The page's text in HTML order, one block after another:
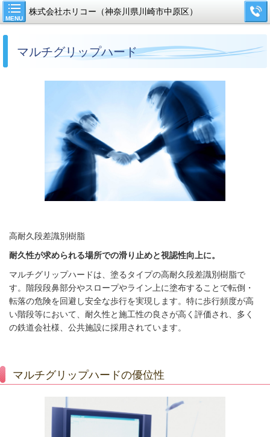
MENU
株式会社ホリコー（神奈川県川崎市中原区）
マルチグリップハード
高耐久段差識別樹脂
耐久性が求められる場所での滑り止めと視認性向上に。
マルチグリップハードは、塗るタイプの高耐久段差識別樹脂で
す。階段段鼻部分やスロープやライン上に塗布することで転倒・
転落の危険を回避し安全な歩行を実現します。特に歩行頻度が高
い階段等において、耐久性と施工性の良さが高く評価され、多く
の鉄道会社様、公共施設に採用されています。
マルチグリップハードの優位性